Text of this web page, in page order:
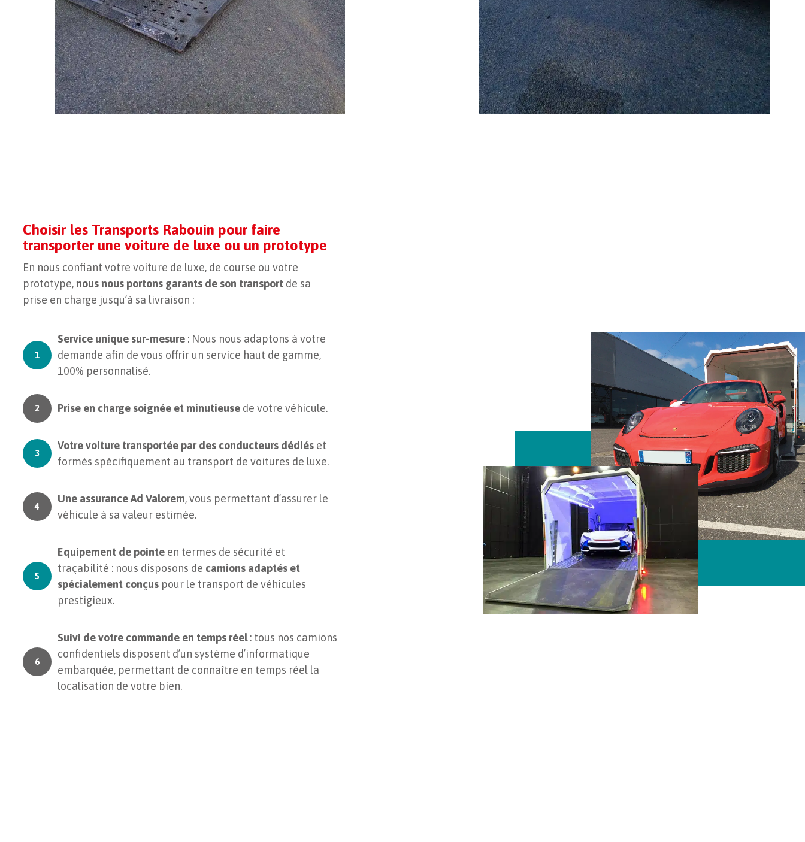
Choisir les Transports Rabouin pour faire
transporter une voiture de luxe ou un prototype
En nous confiant votre voiture de luxe, de course ou votre
prototype, nous nous portons garants de son transport de sa
prise en charge jusqu’à sa livraison :
Service unique sur-mesure : Nous nous adaptons à votre
demande afin de vous offrir un service haut de gamme,
100% personnalisé.
Prise en charge soignée et minutieuse de votre véhicule.
Votre voiture transportée par des conducteurs dédiés et
formés spécifiquement au transport de voitures de luxe.
Une assurance Ad Valorem, vous permettant d’assurer le
véhicule à sa valeur estimée.
Equipement de pointe en termes de sécurité et
traçabilité : nous disposons de camions adaptés et
spécialement conçus pour le transport de véhicules
prestigieux.
Suivi de votre commande en temps réel: tous nos camions
confidentiels disposent d’un système d’informatique
embarquée, permettant de connaître en temps réel la
localisation de votre bien.